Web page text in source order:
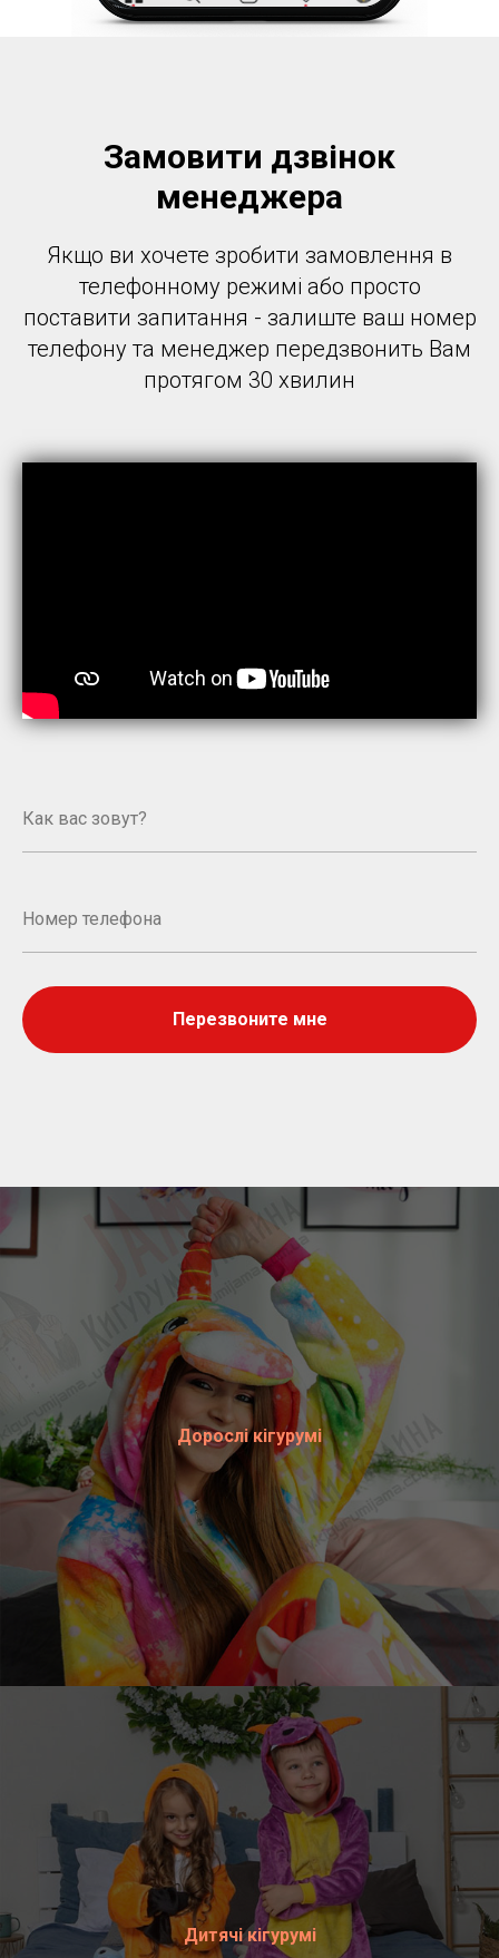
Замовити дзвінок
менеджера
Якщо ви хочете зробити замовлення в
телефонному режимі або просто
поставити запитання - залиште ваш номер
телефону та менеджер передзвонить Вам
протягом 30 хвилин
Перезвоните мне
Дорослі кігурумі
Дитячі кігурумі